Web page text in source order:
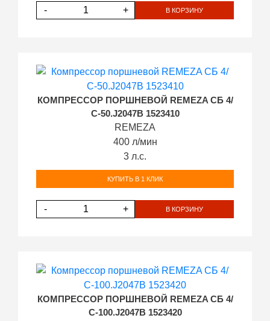
- + В КОРЗИНУ
КОМПРЕССОР ПОРШНЕВОЙ REMEZA СБ 4/
С-50.J2047B 1523410
REMEZA
400 л/мин
3 л.с.
КУПИТЬ В 1 КЛИК
- + В КОРЗИНУ
КОМПРЕССОР ПОРШНЕВОЙ REMEZA СБ 4/
С-100.J2047B 1523420